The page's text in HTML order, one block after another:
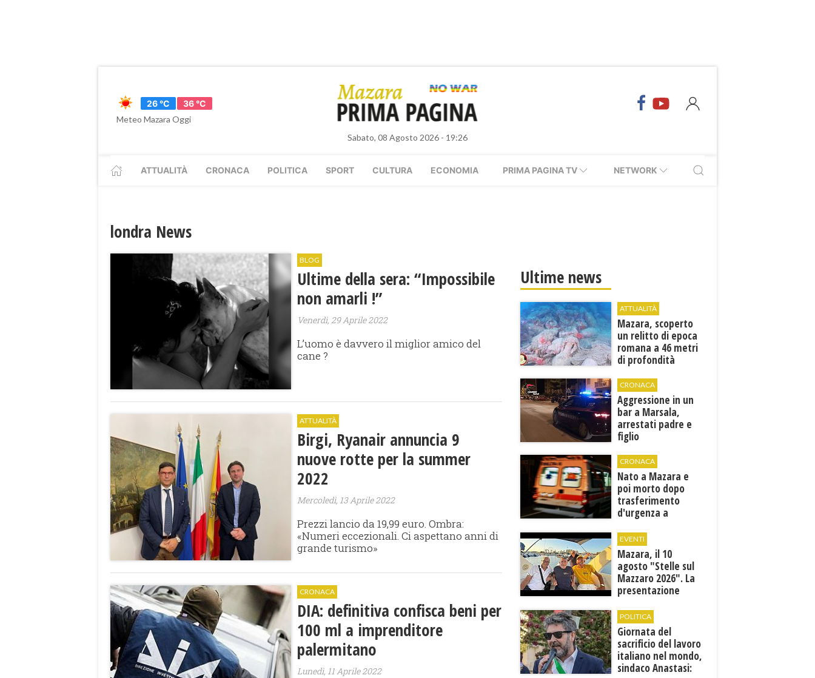
26 °C
36 °C
Meteo Mazara Oggi
Sabato, 08 Agosto 2026 - 19:26
ATTUALITÀ CRONACA POLITICA SPORT CULTURA ECONOMIA PRIMA PAGINA TV NETWORK
londra News
BLOG
Ultime della sera: “Impossibile
non amarli !”
Venerdì, 29 Aprile 2022
L’uomo è davvero il miglior amico del
cane ?
ATTUALITÀ
Birgi, Ryanair annuncia 9
nuove rotte per la summer
2022
Mercoledì, 13 Aprile 2022
Prezzi lancio da 19,99 euro. Ombra:
«Numeri eccezionali. Ci aspettano anni di
grande turismo»
CRONACA
DIA: definitiva confisca beni per
100 ml a imprenditore
palermitano
Lunedì, 11 Aprile 2022
Ultime news
ATTUALITÀ
Mazara, scoperto
un relitto di epoca
romana a 46 metri
di profondità
CRONACA
Aggressione in un
bar a Marsala,
arrestati padre e
figlio
CRONACA
Nato a Mazara e
poi morto dopo
trasferimento
d'urgenza a
Procura
EVENTI
Mazara, il 10
agosto "Stelle sul
Mazzaro 2026". La
presentazione
POLITICA
Giornata del
sacrificio del lavoro
italiano nel mondo,
sindaco Anastasi: